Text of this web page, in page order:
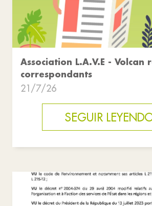
Association L.A.V.E - Volcan
correspondants
21/7/26
SEGUIR